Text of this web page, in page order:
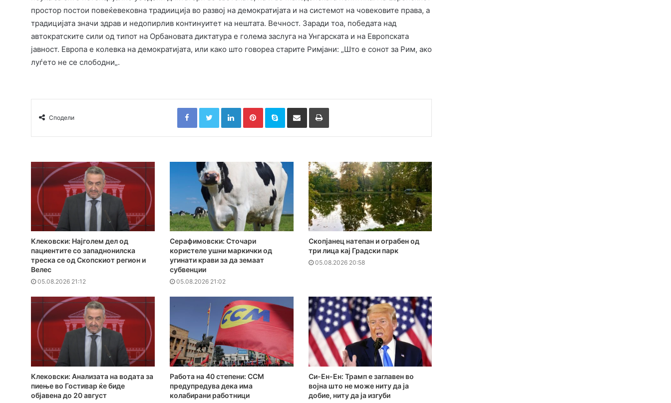
простор постои повеќевековна традииција во развој на демократијата и на системот на човековите права, а
традицијата значи здрав и недопирлив континуитет на нештата. Вечност. Заради тоа, победата над
автократските сили од типот на Орбановата диктатура е голема заслуга на Унгарската и на Европската
јавност. Европа е колевка на демократијата, или како што говореа старите Римјани: „Што е сонот за Рим, ако
луѓето не се слободни„.
Сподели
FacebookTwitterLinkedInPinterestSkype Сподели преку Е-маил Испринтај
Клековски: Најголем дел од
пациентите сo западнонилска
треска се од Скопскиот регион и
Велес
05.08.2026 21:12
Серафимовски: Сточари
користеле ушни маркички од
угинати крави за да земаат
субвенции
05.08.2026 21:02
Скопјанец натепан и ограбен од
три лица кај Градски парк
05.08.2026 20:58
Клековски: Анализата на водата за
пиење во Гостивар ќе биде
објавена до 20 август
Работа на 40 степени: ССМ
предупредува дека има
колабирани работници
Си-Ен-Ен: Трамп е заглавен во
војна што не може ниту да ја
добие, ниту да ја изгуби